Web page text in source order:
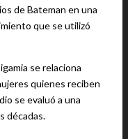
de Bateman en una
que se utilizó
se relaciona
quienes reciben
se evaluó a una
décadas.